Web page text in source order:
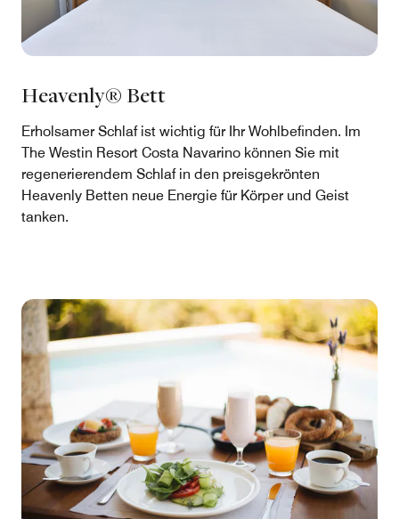
Heavenly® Bett
Erholsamer Schlaf ist wichtig für Ihr Wohlbefinden. Im
The Westin Resort Costa Navarino können Sie mit
regenerierendem Schlaf in den preisgekrönten
Heavenly Betten neue Energie für Körper und Geist
tanken.